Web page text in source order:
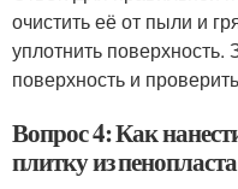
очистить её от пыли и
уплотнить
поверхность и
Вопрос 4: Как
плитку из пенопласта